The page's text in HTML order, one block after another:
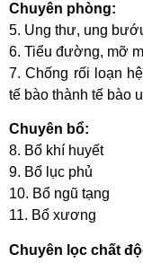
Chuyên phòng:
5. Ung thư, ung
6. Tiểu đường, mỡ
7. Chống rối loạn
tế bào thành tế bào
Chuyên bổ:
8. Bổ khí huyết
9. Bổ lục phủ
10. Bổ ngũ tạng
11. Bổ xương
Chuyên lọc chất